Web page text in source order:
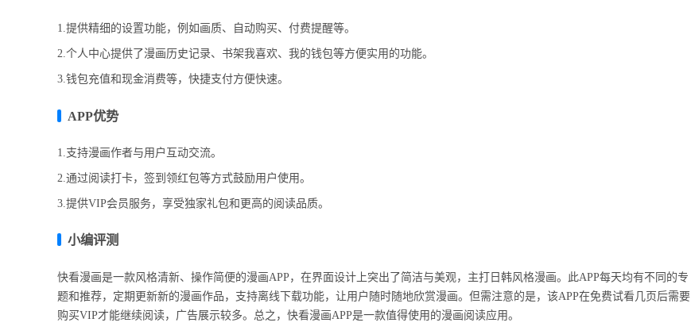
1.提供精细的设置功能，例如画质、自动购买、付费提醒等。
2.个人中心提供了漫画历史记录、书架我喜欢、我的钱包等方便实用的功能。
3.钱包充值和现金消费等，快捷支付方便快速。
APP优势
1.支持漫画作者与用户互动交流。
2.通过阅读打卡，签到领红包等方式鼓励用户使用。
3.提供VIP会员服务，享受独家礼包和更高的阅读品质。
小编评测
快看漫画是一款风格清新、操作简便的漫画APP，在界面设计上突出了简洁与美观，主打日韩风格漫画。此APP每天均有不同的专
题和推荐，定期更新新的漫画作品，支持离线下载功能，让用户随时随地欣赏漫画。但需注意的是，该APP在免费试看几页后需要
购买VIP才能继续阅读，广告展示较多。总之，快看漫画APP是一款值得使用的漫画阅读应用。